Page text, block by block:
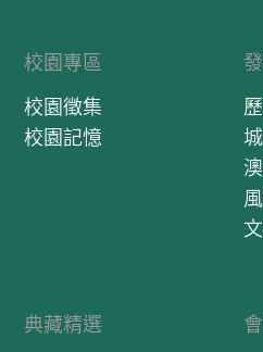
校園專區
校園徵集
校園記憶
典藏精選